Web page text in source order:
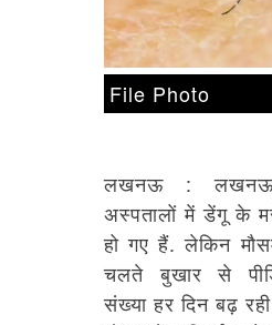
File Photo
लखनऊ : लखनऊ
अस्पतालों में डेंगू के
हो गए हैं. लेकिन
चलते बुखार से
संख्या हर दिन बढ़